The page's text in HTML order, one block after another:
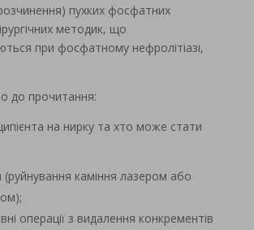
пухких фосфатних
методик, що
при фосфатному нефролітіазі,
до прочитання:
на нирку та хто може стати
(руйнування каміння лазером або
операції з видалення конкрементів